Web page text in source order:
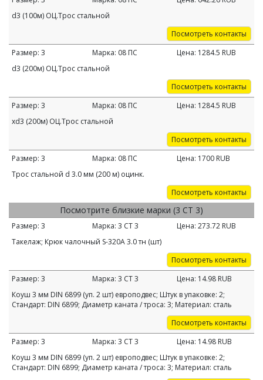
d3 (100м) ОЦ.Трос стальной
Посмотреть контакты
Размер: 3 Марка: 08 ПС Цена: 1284.5 RUB
d3 (200м) ОЦ.Трос стальной
Посмотреть контакты
Размер: 3 Марка: 08 ПС Цена: 1284.5 RUB
хd3 (200м) ОЦ.Трос стальной
Посмотреть контакты
Размер: 3 Марка: 08 ПС Цена: 1700 RUB
Трос стальной d 3.0 мм (200 м) оцинк.
Посмотреть контакты
Посмотрите близкие марки (3 СТ 3)
Размер: 3 Марка: 3 СТ 3 Цена: 273.72 RUB
Такелаж; Крюк чалочный S-320А 3.0 тн (шт)
Посмотреть контакты
Размер: 3 Марка: 3 СТ 3 Цена: 14.98 RUB
Коуш 3 мм DIN 6899 (уп. 2 шт) европодвес; Штук в упаковке: 2;
Стандарт: DIN 6899; Диаметр каната / троса: 3; Материал: сталь
Посмотреть контакты
Размер: 3 Марка: 3 СТ 3 Цена: 14.98 RUB
Коуш 3 мм DIN 6899 (уп. 2 шт) европодвес; Штук в упаковке: 2;
Стандарт: DIN 6899; Диаметр каната / троса: 3; Материал: сталь